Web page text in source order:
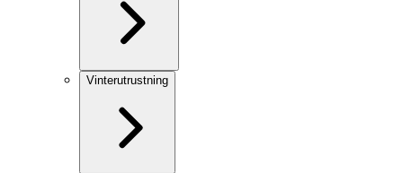
Vinterutrustning